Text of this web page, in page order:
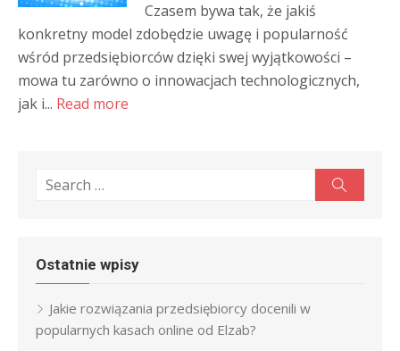
Czasem bywa tak, że jakiś
konkretny model zdobędzie uwagę i popularność
wśród przedsiębiorców dzięki swej wyjątkowości –
mowa tu zarówno o innowacjach technologicznych,
jak i... Read more
Search
Ostatnie wpisy
Jakie rozwiązania przedsiębiorcy docenili w
popularnych kasach online od Elzab?